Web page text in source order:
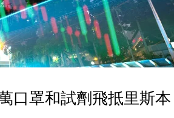
口罩和試劑飛抵里斯本